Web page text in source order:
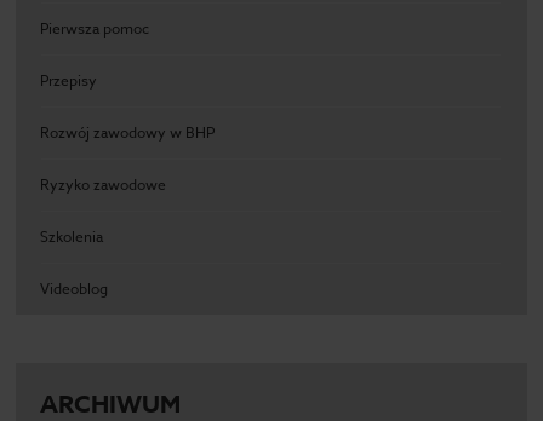
Pierwsza pomoc
Przepisy
Rozwój zawodowy w BHP
Ryzyko zawodowe
Szkolenia
Videoblog
ARCHIWUM